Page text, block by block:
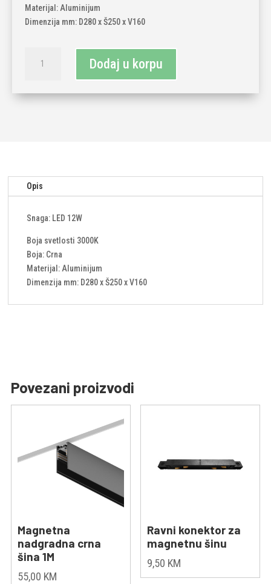
Materijal: Aluminijum
Dimenzija mm: D280 x Š250 x V160
linearna
svjetiljka
Dodaj u korpu
Opis
Snaga: LED 12W
Boja svetlosti 3000K
Boja: Crna
Materijal: Aluminijum
Dimenzija mm: D280 x Š250 x V160
Povezani proizvodi
Magnetna
nadgradna crna
šina 1M
55,00 KM
Ravni konektor za
magnetnu šinu
9,50 KM